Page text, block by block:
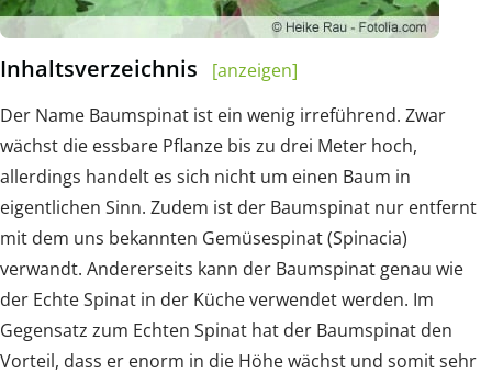
Inhaltsverzeichnis
[anzeigen]
Der Name Baumspinat ist ein wenig irreführend. Zwar
wächst die essbare Pflanze bis zu drei Meter hoch,
allerdings handelt es sich nicht um einen Baum in
eigentlichen Sinn. Zudem ist der Baumspinat nur entfernt
mit dem uns bekannten Gemüsespinat (Spinacia)
verwandt. Andererseits kann der Baumspinat genau wie
der Echte Spinat in der Küche verwendet werden. Im
Gegensatz zum Echten Spinat hat der Baumspinat den
Vorteil, dass er enorm in die Höhe wächst und somit sehr